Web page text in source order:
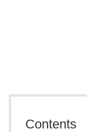
Contents